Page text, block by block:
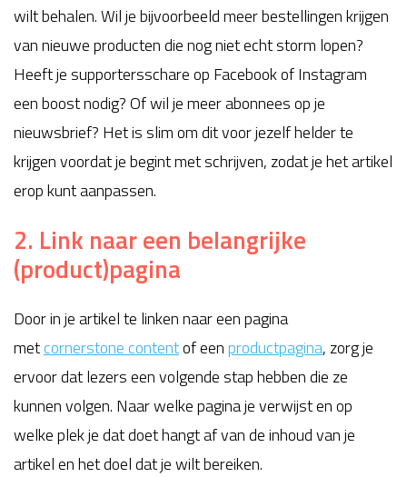
wilt behalen. Wil je bijvoorbeeld meer bestellingen krijgen
van nieuwe producten die nog niet echt storm lopen?
Heeft je supportersschare op Facebook of Instagram
een boost nodig? Of wil je meer abonnees op je
nieuwsbrief? Het is slim om dit voor jezelf helder te
krijgen voordat je begint met schrijven, zodat je het artikel
erop kunt aanpassen.
2. Link naar een belangrijke
(product)pagina
Door in je artikel te linken naar een pagina
metcornerstone contentof eenproductpagina, zorg je
ervoor dat lezers een volgende stap hebben die ze
kunnen volgen. Naar welke pagina je verwijst en op
welke plek je dat doet hangt af van de inhoud van je
artikel en het doel dat je wilt bereiken.